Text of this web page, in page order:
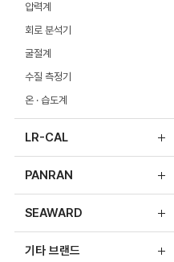
압력계
회로 분석기
굴절계
수질 측정기
온 · 습도계
LR-CAL
PANRAN
SEAWARD
기타 브랜드